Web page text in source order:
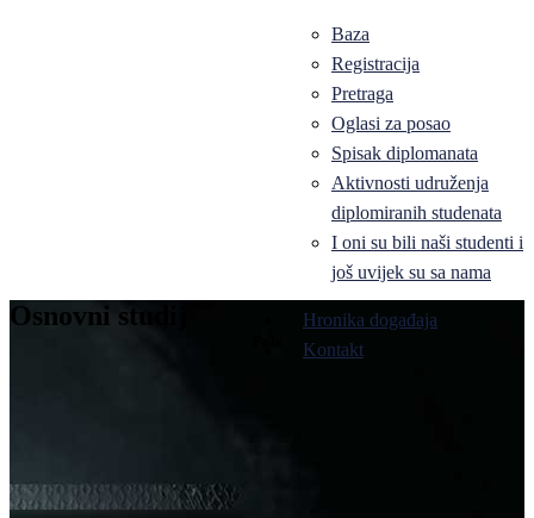
Baza
Registracija
Pretraga
Oglasi za posao
Spisak diplomanata
Aktivnosti udruženja
diplomiranih studenata
I oni su bili naši studenti i
još uvijek su sa nama
Hronika događaja
Kontakt
Osnovni studij